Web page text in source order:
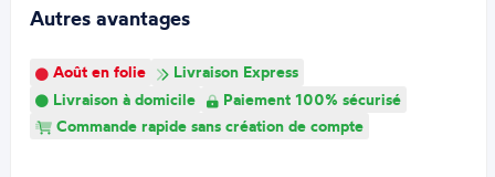
Autres avantages
Août en folie
Livraison Express
Livraison à domicile
Paiement 100% sécurisé
Commande rapide sans création de compte